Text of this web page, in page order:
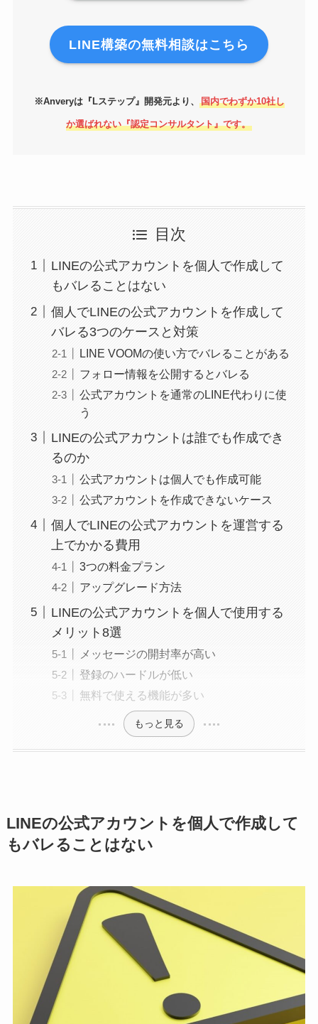
LINE構築の無料相談はこちら
※Anveryは『Lステップ』開発元より、 国内でわずか10社し
か選ばれない『認定コンサルタント』です。
目次
LINEの公式アカウントを個人で作成して
もバレることはない
個人でLINEの公式アカウントを作成して
バレる3つのケースと対策
LINE VOOMの使い方でバレることがある
フォロー情報を公開するとバレる
公式アカウントを通常のLINE代わりに使
う
LINEの公式アカウントは誰でも作成でき
るのか
公式アカウントは個人でも作成可能
公式アカウントを作成できないケース
個人でLINEの公式アカウントを運営する
上でかかる費用
3つの料金プラン
アップグレード方法
LINEの公式アカウントを個人で使用する
メリット8選
メッセージの開封率が高い
登録のハードルが低い
無料で使える機能が多い
もっと見る
LINEの公式アカウントを個人で作成して
もバレることはない